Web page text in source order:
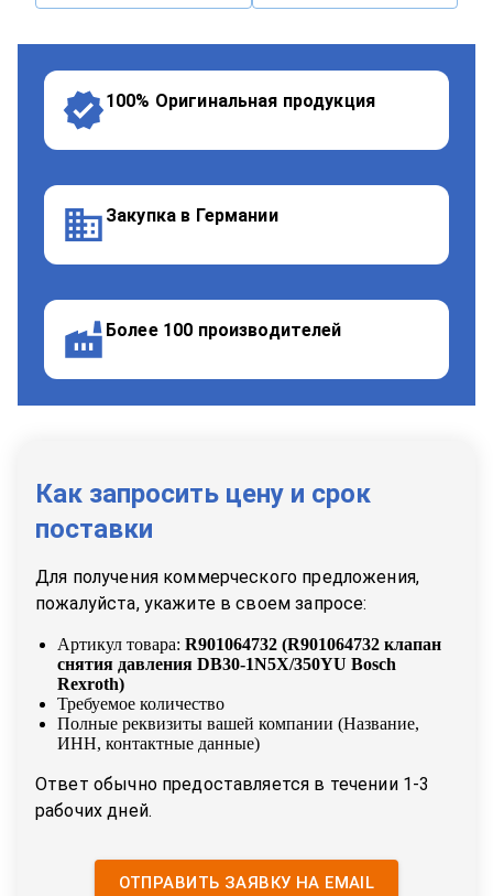
100% Оригинальная продукция
Закупка в Германии
Более 100 производителей
Как запросить цену и срок
поставки
Для получения коммерческого предложения,
пожалуйста, укажите в своем запросе:
Артикул товара: R901064732 (R901064732 клапан
снятия давления DB30-1N5X/350YU Bosch
Rexroth)
Требуемое количество
Полные реквизиты вашей компании (Название,
ИНН, контактные данные)
Ответ обычно предоставляется в течении 1-3
рабочих дней.
ОТПРАВИТЬ ЗАЯВКУ НА EMAIL